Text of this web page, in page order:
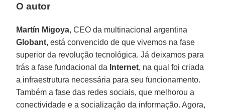
O autor
Martín Migoya, CEO da multinacional argentina
Globant, está convencido de que vivemos na fase
superior da revolução tecnológica. Já deixamos para
trás a fase fundacional da Internet, na qual foi criada
a infraestrutura necessária para seu funcionamento.
Também a fase das redes sociais, que melhorou a
conectividade e a socialização da informação. Agora,